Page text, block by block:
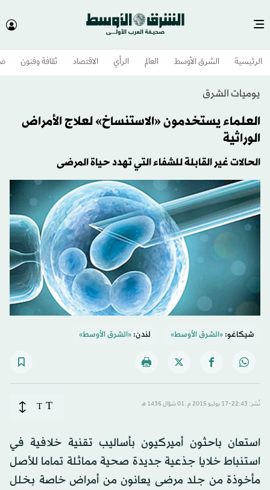
الرئيسية الشرق الأوسط​ العالم الرأي الاقتصاد ثقافة وفنون
يوميات الشرق
العلماء يستخدمون «الاستنساخ» لعلاج الأمراض
الوراثية
الحالات غير القابلة للشفاء التي تهدد حياة المرضى
شيكاغو:«الشرق الأوسط» لندن:«الشرق الأوسط»
نُشر: 22:43-17 يوليو 2015 م ـ 01 شوّال 1436 هـ T
T
استعان باحثون أميركيون بأساليب تقنية خلافية في
استنباط خلايا جذعية جديدة صحية مماثلة تماما للأصل
مأخوذة من جلد مرضى يعانون من أمراض خاصة بخلل